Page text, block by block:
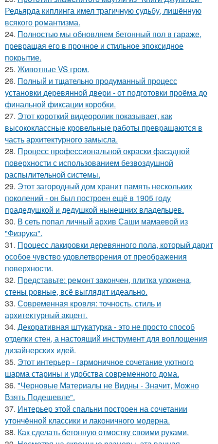
Редьярда киплинга имел трагичную судьбу, лишённую
всякого романтизма.
24. Полностью мы обновляем бетонный пол в гараже,
превращая его в прочное и стильное эпоксидное
покрытие.
25. Животные VS гром.
26. Полный и тщательно продуманный процесс
установки деревянной двери - от подготовки проёма до
финальной фиксации коробки.
27. Этот короткий видеоролик показывает, как
высококлассные кровельные работы превращаются в
часть архитектурного замысла.
28. Процесс профессиональной окраски фасадной
поверхности с использованием безвоздушной
распылительной системы.
29. Этот загородный дом хранит память нескольких
поколений - он был построен ещё в 1905 году
прадедушкой и дедушкой нынешних владельцев.
30. В сеть попал личный архив Саши мамаевой из
"Физрука".
31. Процесс лакировки деревянного пола, который дарит
особое чувство удовлетворения от преображения
поверхности.
32. Представьте: ремонт закончен, плитка уложена,
стены ровные, всё выглядит идеально.
33. Современная кровля: точность, стиль и
архитектурный акцент.
34. Декоративная штукатурка - это не просто способ
отделки стен, а настоящий инструмент для воплощения
дизайнерских идей.
35. Этот интерьер - гармоничное сочетание уютного
шарма старины и удобства современного дома.
36. "Черновые Материалы не Видны - Значит, Можно
Взять Подешевле".
37. Интерьер этой спальни построен на сочетании
утончённой классики и лаконичного модерна.
38. Как сделать бетонную отмостку своими руками.